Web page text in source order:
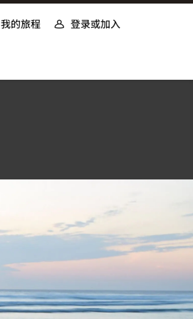
我的旅程 登录或加入